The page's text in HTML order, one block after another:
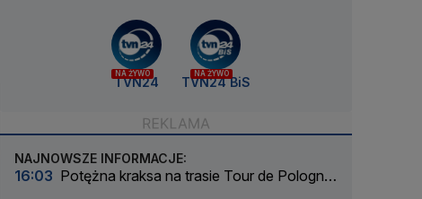
NA ŻYWO
TVN24
NA ŻYWO
TVN24 BiS
NAJNOWSZE INFORMACJE:
16:03 Potężna kraksa na trasie Tour de Pologne.